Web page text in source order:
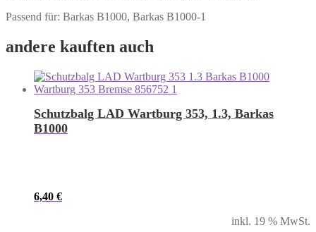
Passend für: Barkas B1000, Barkas B1000-1
andere kauften auch
Schutzbalg LAD Wartburg 353, 1.3, Barkas
B1000
6,40 €
inkl. 19 % MwSt.